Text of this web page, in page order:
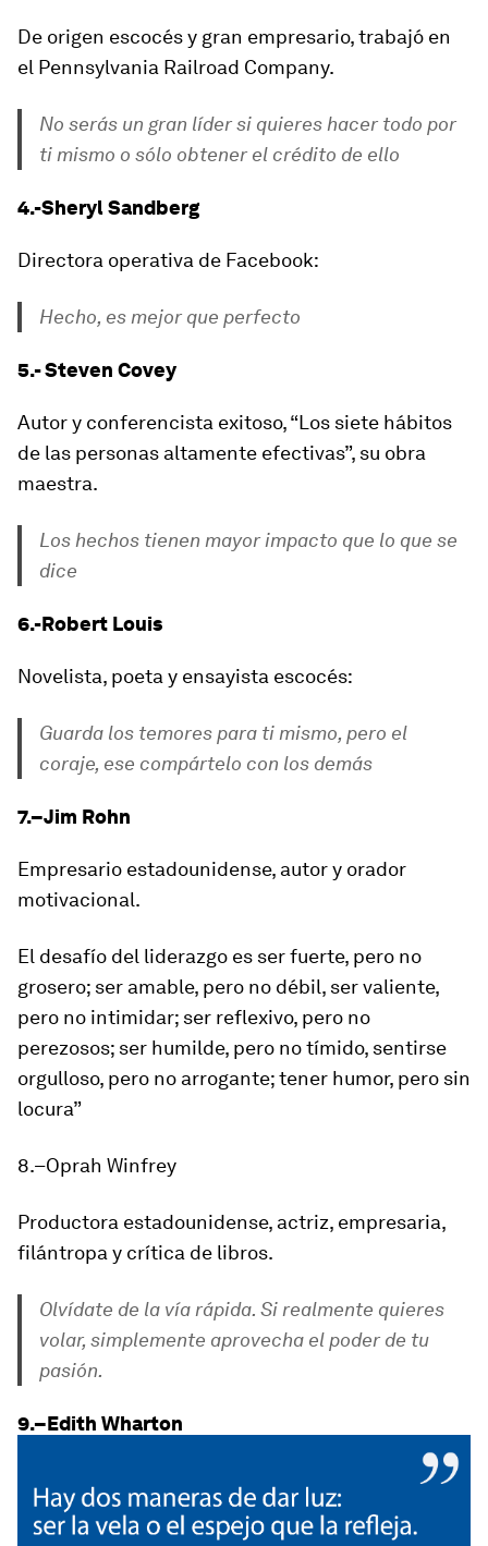
De origen escocés y gran empresario, trabajó en
el Pennsylvania Railroad Company.
No serás un gran líder si quieres hacer todo por
ti mismo o sólo obtener el crédito de ello
4.-Sheryl Sandberg
Directora operativa de Facebook:
Hecho, es mejor que perfecto
5.- Steven Covey
Autor y conferencista exitoso, “Los siete hábitos
de las personas altamente efectivas”, su obra
maestra.
Los hechos tienen mayor impacto que lo que se
dice
6.-Robert Louis
Novelista, poeta y ensayista escocés:
Guarda los temores para ti mismo, pero el
coraje, ese compártelo con los demás
7.–Jim Rohn
Empresario estadounidense, autor y orador
motivacional.
El desafío del liderazgo es ser fuerte, pero no
grosero; ser amable, pero no débil, ser valiente,
pero no intimidar; ser reflexivo, pero no
perezosos; ser humilde, pero no tímido, sentirse
orgulloso, pero no arrogante; tener humor, pero sin
locura”
8.–Oprah Winfrey
Productora estadounidense, actriz, empresaria,
filántropa y crítica de libros.
Olvídate de la vía rápida. Si realmente quieres
volar, simplemente aprovecha el poder de tu
pasión.
9.–Edith Wharton